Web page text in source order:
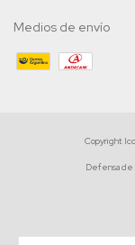
Medios de envío
Copyright
Defensa de